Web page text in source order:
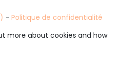
- Politique de confidentialité
more about cookies and how